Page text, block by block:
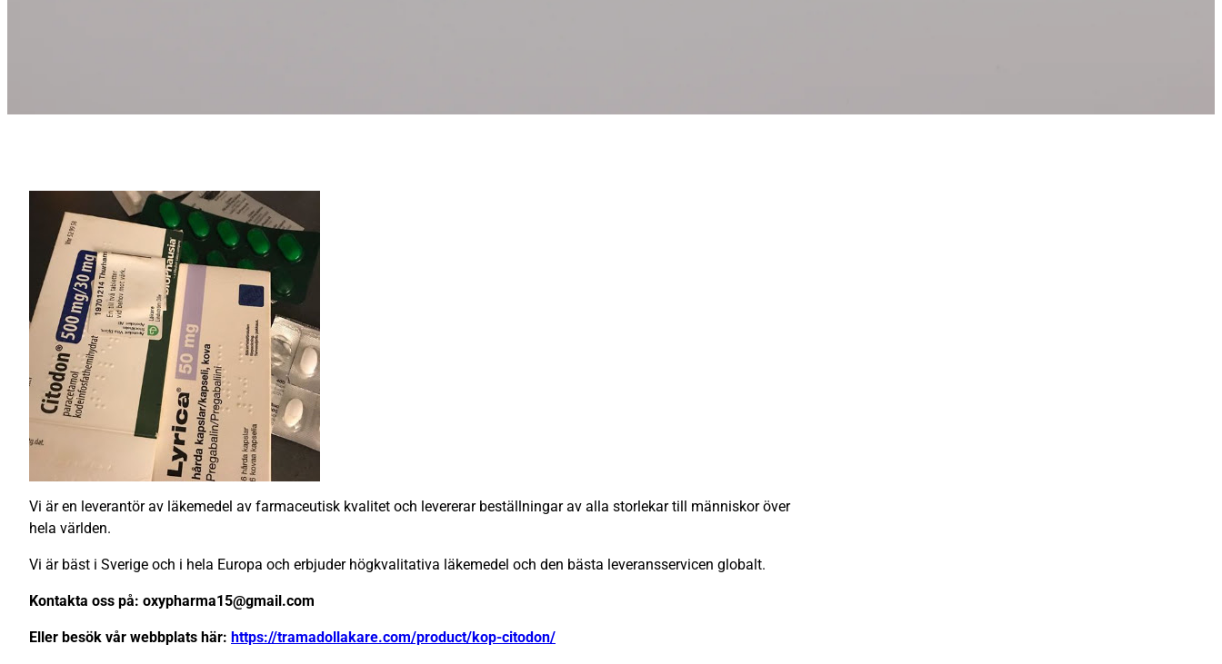
Vi är en leverantör av läkemedel av farmaceutisk kvalitet och levererar beställningar av alla storlekar till människor över
hela världen.
Vi är bäst i Sverige och i hela Europa och erbjuder högkvalitativa läkemedel och den bästa leveransservicen globalt.
Kontakta oss på: oxypharma15@gmail.com
Eller besök vår webbplats här: https://tramadollakare.com/product/kop-citodon/